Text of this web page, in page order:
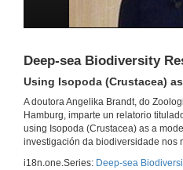
Deep-sea Biodiversity
Using Isopoda (Crustacea)
A doutora Angelika Brandt, do
Hamburg, imparte un relatorio
using Isopoda (Crustacea) as a
investigación da biodiversidade nos
i18n.one.Series: Deep-sea